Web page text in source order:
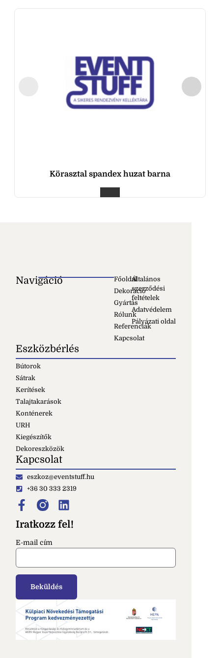
Körasztal spandex huzat barna
Navigáció
Főoldal
Dekoráció
Gyártás
Rólunk
Referenciák
Kapcsolat
Általános
szerződési
feltételek
Adatvédelem
Pályázati oldal
Eszközbérlés
Bútorok
Sátrak
Kerítések
Talajtakarások
Konténerek
URH
Kiegészítők
Dekoreszközök
Kapcsolat
eszkoz@eventstuff.hu
+36 30 333 2319
Iratkozz fel!
E-mail cím